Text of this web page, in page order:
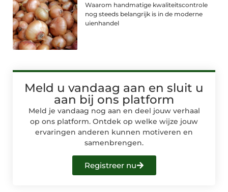
Waarom handmatige kwaliteitscontrole
nog steeds belangrijk is in de moderne
uienhandel
Meld u vandaag aan en sluit u
aan bij ons platform
Meld je vandaag nog aan en deel jouw verhaal
op ons platform. Ontdek op welke wijze jouw
ervaringen anderen kunnen motiveren en
samenbrengen.
Registreer nu